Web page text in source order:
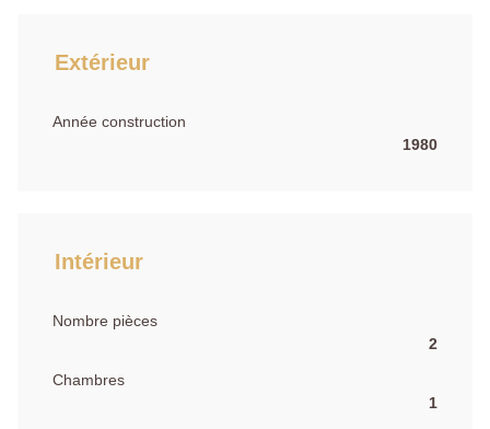
Extérieur
Année construction
1980
Intérieur
Nombre pièces
2
Chambres
1